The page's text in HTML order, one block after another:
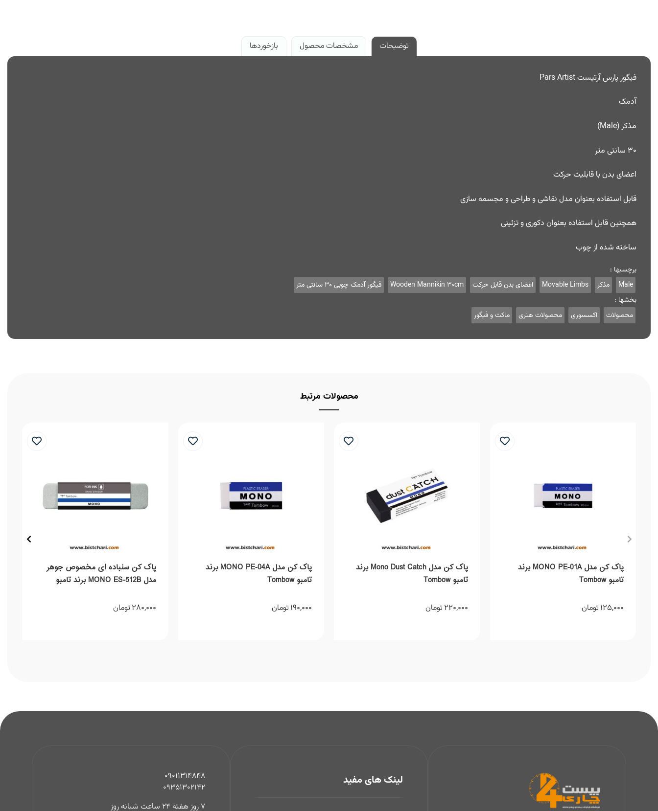
توضیحات مشخصات محصول بازخوردها
فیگور پارس آرتیست Pars Artist
آدمک
مذکر (Male)
30 سانتی متر
اعضای بدن با قابلیت حرکت
قابل استفاده بعنوان مدل نقاشی و طراحی و مجسمه سازی
همچنین قابل استفاده بعنوان دکوری و تزئینی
ساخته شده از چوب
برچسبها :
Male
مذکر Movable Limbs اعضای بدن قابل حرکت Wooden Mannikin 30cm
فیگور آدمک چوبی 30 سانتی متر
بخشها :
محصولات
اکسسوری محصولات هنری ماکت و فیگور
محصولات مرتبط
پاک کن مدل MONO PE-01A برند
تامبو Tombow
125,000 تومان
پاک کن مدل Mono Dust Catch برند
تامبو Tombow
220,000 تومان
پاک کن مدل MONO PE-04A برند
تامبو Tombow
190,000 تومان
پاک کن سنباده ای مخصوص جوهر
مدل MONO ES-512B برند تامبو
280,000 تومان
لینک های مفید
09011314848
09351302142
7 روز هفته 24 ساعت شبانه روز